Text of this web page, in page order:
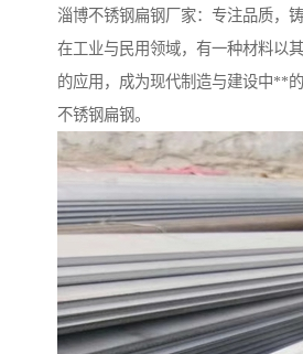
淄博不锈钢扁钢厂家：专注品质，
在工业与民用领域，有一种材料以
的应用，成为现代制造与建设中**
不锈钢扁钢。